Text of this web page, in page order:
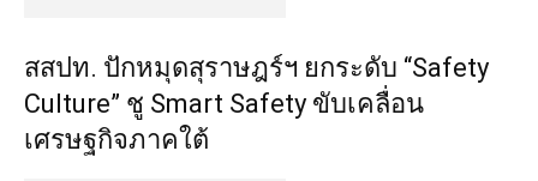
สสปท. ปักหมุดสุราษฎร์ฯ ยกระดับ “Safety
Culture” ชู Smart Safety ขับเคลื่อน
เศรษฐกิจภาคใต้